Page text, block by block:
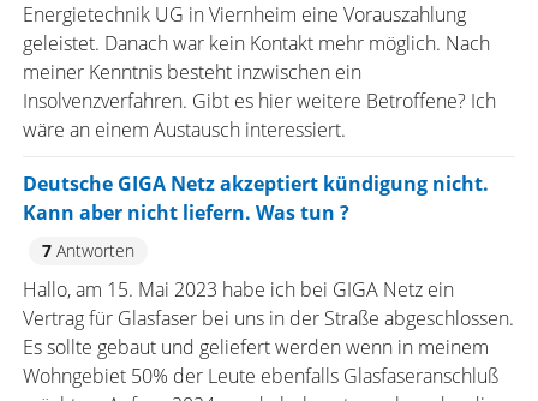
Energietechnik UG in Viernheim eine Vorauszahlung
geleistet. Danach war kein Kontakt mehr möglich. Nach
meiner Kenntnis besteht inzwischen ein
Insolvenzverfahren. Gibt es hier weitere Betroffene? Ich
wäre an einem Austausch interessiert.
Deutsche GIGA Netz akzeptiert kündigung nicht.
Kann aber nicht liefern. Was tun ?
7Antworten
Hallo, am 15. Mai 2023 habe ich bei GIGA Netz ein
Vertrag für Glasfaser bei uns in der Straße abgeschlossen.
Es sollte gebaut und geliefert werden wenn in meinem
Wohngebiet 50% der Leute ebenfalls Glasfaseranschluß